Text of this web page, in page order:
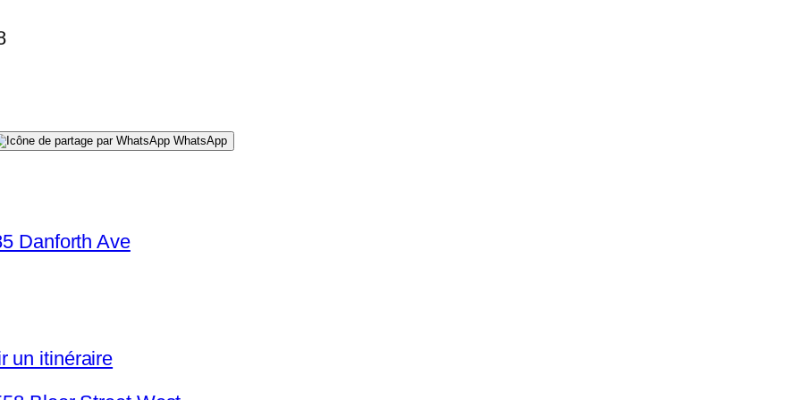
WhatsApp
Danforth Ave
un itinéraire